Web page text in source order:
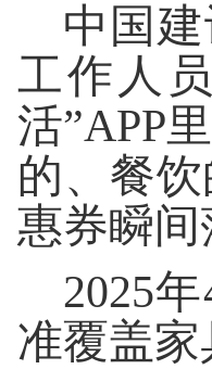
中国
工作人
活”APP
的、餐
惠券瞬间
2025
准覆盖